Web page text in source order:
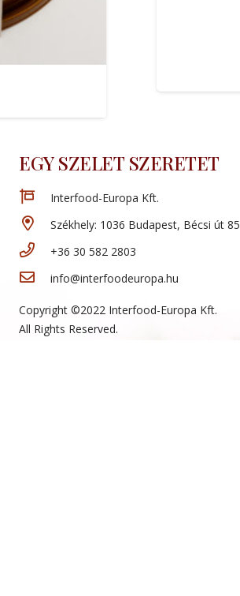
EGY SZELET SZERETET
Interfood-Europa Kft.
Székhely: 1036 Budapest, Bécsi út 85
+36 30 582 2803
info@interfoodeuropa.hu
Copyright ©2022 Interfood-Europa Kft.
All Rights Reserved.